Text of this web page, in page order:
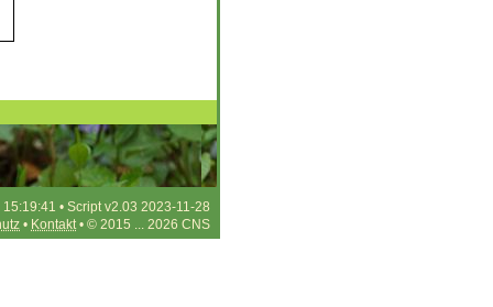
• Script v2.03 2023-11-28
• Kontakt• © 2015 ... 2026 CNS